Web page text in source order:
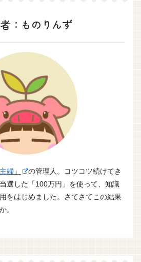
：ものりんず
婦」
の管理人。コツコツ続けてき
選した「100万円」を使って、知識
をはじめました。さてさてこの結果
。